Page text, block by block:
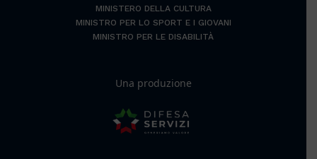
MINISTERO DELLA CULTURA
MINISTRO PER LO SPORT E I GIOVANI
MINISTRO PER LE DISABILITÀ
Una produzione